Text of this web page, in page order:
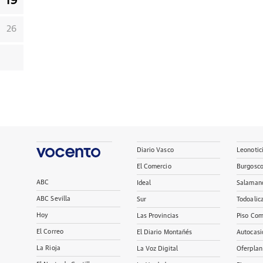
26
ABC
ABC Sevilla
Hoy
El Correo
La Rioja
Diario Vasco
El Comercio
Ideal
Sur
Las Provincias
El Diario Montañés
La Voz Digital
Piso
Oferplan